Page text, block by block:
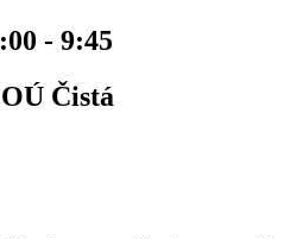
- 9:45
Čistá